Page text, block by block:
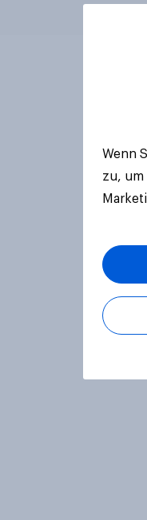
Wenn
zu, um